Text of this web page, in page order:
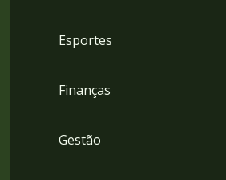
Esportes
Finanças
Gestão